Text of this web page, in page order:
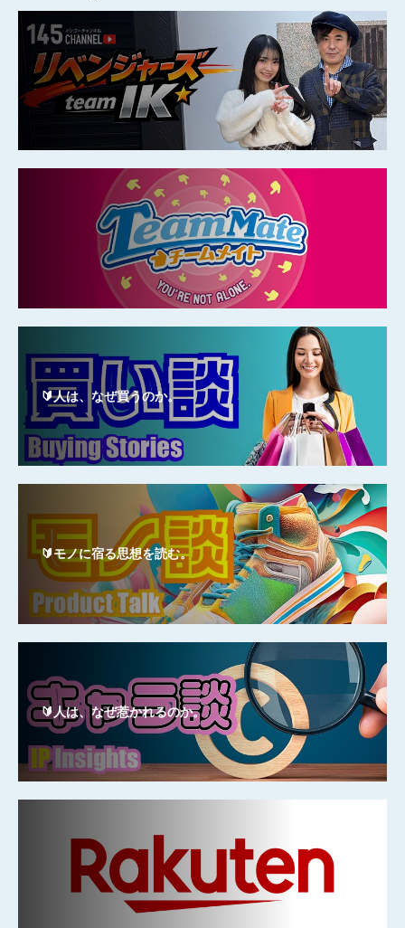
🔰人は、なぜ買うのか。
🔰モノに宿る思想を読む。
🔰人は、なぜ惹かれるのか。